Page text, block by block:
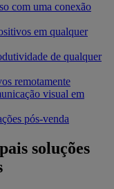
com uma conexão
em qualquer
de qualquer
remotamente
visual em
pós-venda
soluções